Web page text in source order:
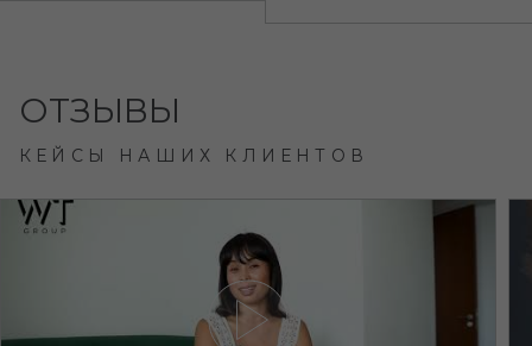
ОТЗЫВЫ
КЕЙСЫ НАШИХ КЛИЕНТОВ